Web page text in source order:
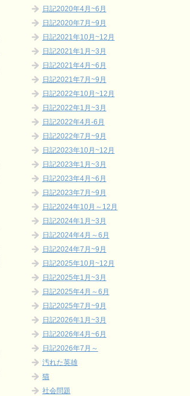
日記2020年4月~6月
日記2020年7月~9月
日記2021年10月~12月
日記2021年1月~3月
日記2021年4月~6月
日記2021年7月~9月
日記2022年10月~12月
日記2022年1月~3月
日記2022年4月-6月
日記2022年7月~9月
日記2023年10月~12月
日記2023年1月~3月
日記2023年4月~6月
日記2023年7月~9月
日記2024年10月～12月
日記2024年1月~3月
日記2024年4月～6月
日記2024年7月~9月
日記2025年10月~12月
日記2025年1月~3月
日記2025年4月～6月
日記2025年7月~9月
日記2026年1月~3月
日記2026年4月~6月
日記2026年7月～
汚れた英雄
猫
社会問題